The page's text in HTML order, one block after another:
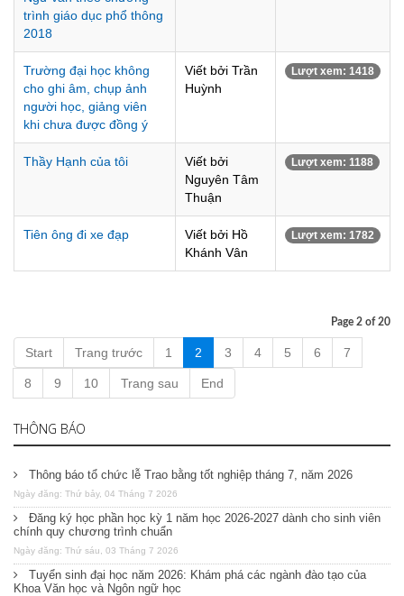
trình giáo dục phổ thông
2018
Trường đại học không
cho ghi âm, chụp ảnh
người học, giảng viên
khi chưa được đồng ý
Viết bởi Trần
Huỳnh
Lượt xem: 1418
Thầy Hạnh của tôi
Viết bởi
Nguyên Tâm
Thuận
Lượt xem: 1188
Tiên ông đi xe đạp
Viết bởi Hồ
Khánh Vân
Lượt xem: 1782
Page 2 of 20
Start Trang trước 1 2 3 4 5 6 7
8 9 10 Trang sau End
THÔNG BÁO
Thông báo tổ chức lễ Trao bằng tốt nghiệp tháng 7, năm 2026
Ngày đăng: Thứ bảy, 04 Tháng 7 2026
Đăng ký học phần học kỳ 1 năm học 2026-2027 dành cho sinh viên
chính quy chương trình chuẩn
Ngày đăng: Thứ sáu, 03 Tháng 7 2026
Tuyển sinh đại học năm 2026: Khám phá các ngành đào tạo của
Khoa Văn học và Ngôn ngữ học